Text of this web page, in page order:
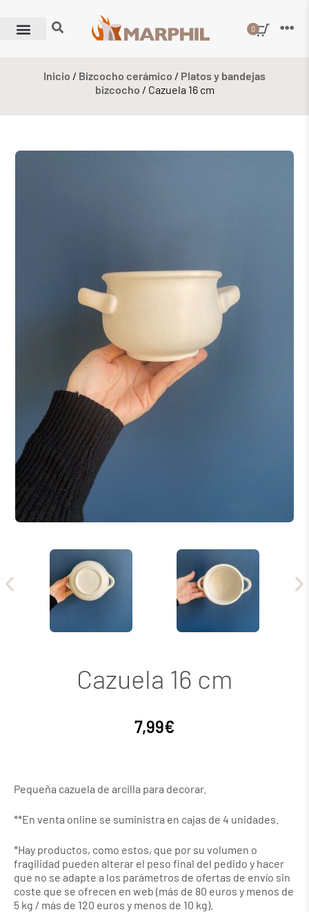
0
Inicio / Bizcocho cerámico / Platos y bandejas
bizcocho / Cazuela 16 cm
Cazuela 16 cm
7,99€
Pequeña cazuela de arcilla para decorar.
**En venta online se suministra en cajas de 4 unidades.
*Hay productos, como estos, que por su volumen o
fragilidad pueden alterar el peso final del pedido y hacer
que no se adapte a los parámetros de ofertas de envío sin
coste que se ofrecen en web (más de 80 euros y menos de
5 kg / más de 120 euros y menos de 10 kg).